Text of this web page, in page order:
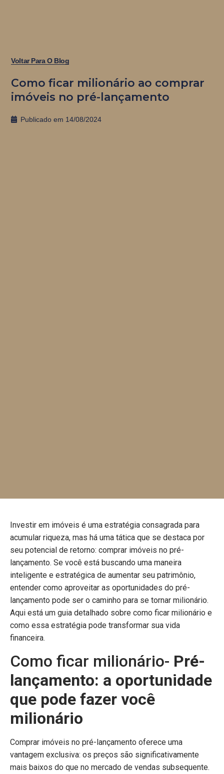
Voltar Para O Blog
Como ficar milionário ao comprar
imóveis no pré-lançamento
Publicado em 14/08/2024
Investir em imóveis é uma estratégia consagrada para
acumular riqueza, mas há uma tática que se destaca por
seu potencial de retorno: comprar imóveis no pré-
lançamento. Se você está buscando uma maneira
inteligente e estratégica de aumentar seu patrimônio,
entender como aproveitar as oportunidades do pré-
lançamento pode ser o caminho para se tornar milionário.
Aqui está um guia detalhado sobre como ficar milionário e
como essa estratégia pode transformar sua vida
financeira.
Como ficar milionário- Pré-
lançamento: a oportunidade
que pode fazer você
milionário
Comprar imóveis no pré-lançamento oferece uma
vantagem exclusiva: os preços são significativamente
mais baixos do que no mercado de vendas subsequente.